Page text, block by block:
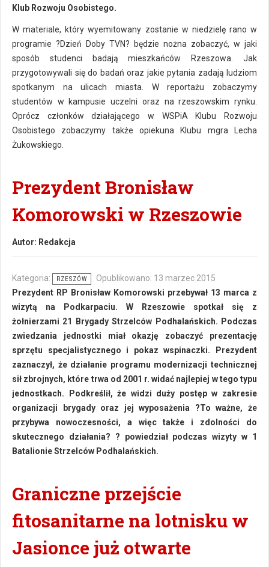
Klub Rozwoju Osobistego.
W materiale, który wyemitowany zostanie w niedzielę rano w
programie ?Dzień Doby TVN? będzie nożna zobaczyć, w jaki
sposób studenci badają mieszkańców Rzeszowa. Jak
przygotowywali się do badań oraz jakie pytania zadają ludziom
spotkanym na ulicach miasta. W reportażu zobaczymy
studentów w kampusie uczelni oraz na rzeszowskim rynku.
Oprócz członków działającego w WSPiA Klubu Rozwoju
Osobistego zobaczymy także opiekuna Klubu mgra Lecha
Żukowskiego.
Prezydent Bronisław
Komorowski w Rzeszowie
Autor: Redakcja
Kategoria: RZESZÓW
Opublikowano: 13 marzec 2015
Prezydent RP Bronisław Komorowski przebywał 13 marca z
wizytą na Podkarpaciu. W Rzeszowie spotkał się z
żołnierzami 21 Brygady Strzelców Podhalańskich. Podczas
zwiedzania jednostki miał okazję zobaczyć prezentację
sprzętu specjalistycznego i pokaz wspinaczki. Prezydent
zaznaczył, że działanie programu modernizacji technicznej
sił zbrojnych, które trwa od 2001 r. widać najlepiej w tego typu
jednostkach. Podkreślił, że widzi duży postęp w zakresie
organizacji brygady oraz jej wyposażenia ?To ważne, że
przybywa nowoczesności, a więc także i zdolności do
skutecznego działania? ? powiedział podczas wizyty w 1
Batalionie Strzelców Podhalańskich.
Graniczne przejście
fitosanitarne na lotnisku w
Jasionce już otwarte